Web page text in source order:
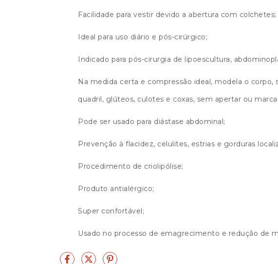
Facilidade para vestir devido a abertura com colchetes;
Ideal para uso diário e pós-cirúrgico;
Indicado para pós-cirurgia de lipoescultura,
Na medida certa e compressão ideal, modela o corpo,
quadril, glúteos, culotes e coxas, sem apertar ou
Pode ser usado para diástase abdominal;
Prevenção à flacidez, celulites, estrias e gorduras
Procedimento de criolipólise;
Produto antialérgico;
Super confortável;
Usado no processo de emagrecimento e redução de